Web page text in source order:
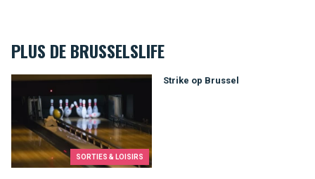
PLUS DE BRUSSELSLIFE
SORTIES & LOISIRS
Strike op Brussel
Strike op Brussel